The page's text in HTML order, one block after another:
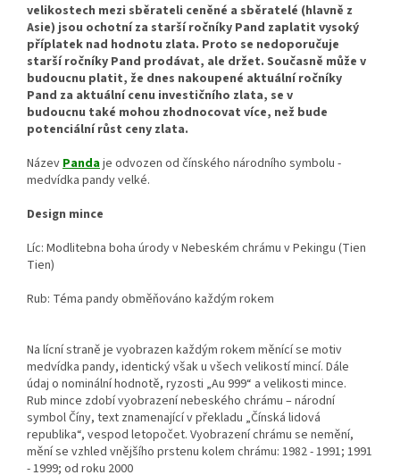
velikostech mezi sběrateli ceněné a sběratelé (hlavně z
Asie) jsou ochotní za starší ročníky Pand zaplatit vysoký
příplatek nad hodnotu zlata. Proto se nedoporučuje
starší ročníky Pand prodávat, ale držet. Současně může v
budoucnu platit, že dnes nakoupené aktuální ročníky
Pand za aktuální cenu investičního zlata, se v
budoucnu také mohou zhodnocovat více, než bude
potenciální růst ceny zlata.
NázevPandaje odvozen od čínského národního symbolu -
medvídka pandy velké.
Design mince
Líc: Modlitebna boha úrody v Nebeském chrámu v Pekingu (Tien
Tien)
Rub: Téma pandy obměňováno každým rokem
Na lícní straně je vyobrazen každým rokem měnící se motiv
medvídka pandy, identický však u všech velikostí mincí. Dále
údaj o nominální hodnotě, ryzosti „Au 999“ a velikosti mince.
Rub mince zdobí vyobrazení nebeského chrámu – národní
symbol Číny, text znamenající v překladu „Čínská lidová
republika“, vespod letopočet. Vyobrazení chrámu se nemění,
mění se vzhled vnějšího prstenu kolem chrámu: 1982 - 1991; 1991
- 1999; od roku 2000